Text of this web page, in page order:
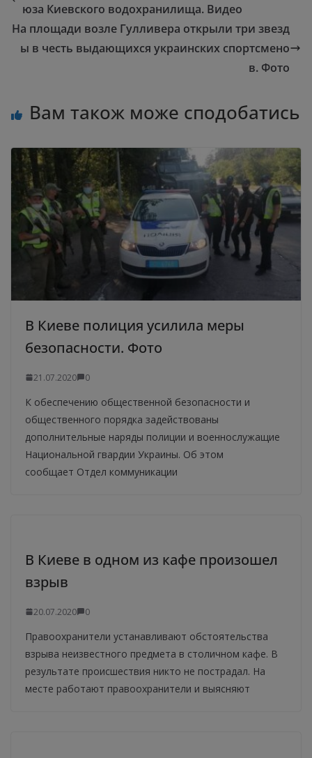
юза Киевского водохранилища. Видео
На площади возле Гулливера открыли три звезд
ы в честь выдающихся украинских спортсмено
в. Фото
Вам також може сподобатись
В Киеве полиция усилила меры
безопасности. Фото
21.07.2020 0
К обеспечению общественной безопасности и
общественного порядка задействованы
дополнительные наряды полиции и военнослужащие
Национальной гвардии Украины. Об этом
сообщает Отдел коммуникации
В Киеве в одном из кафе произошел
взрыв
20.07.2020 0
Правоохранители устанавливают обстоятельства
взрыва неизвестного предмета в столичном кафе. В
результате происшествия никто не пострадал. На
месте работают правоохранители и выясняют